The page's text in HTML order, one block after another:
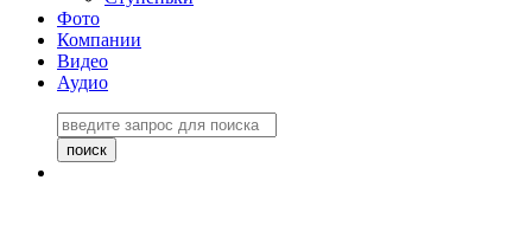
Фото
Компании
Видео
Аудио